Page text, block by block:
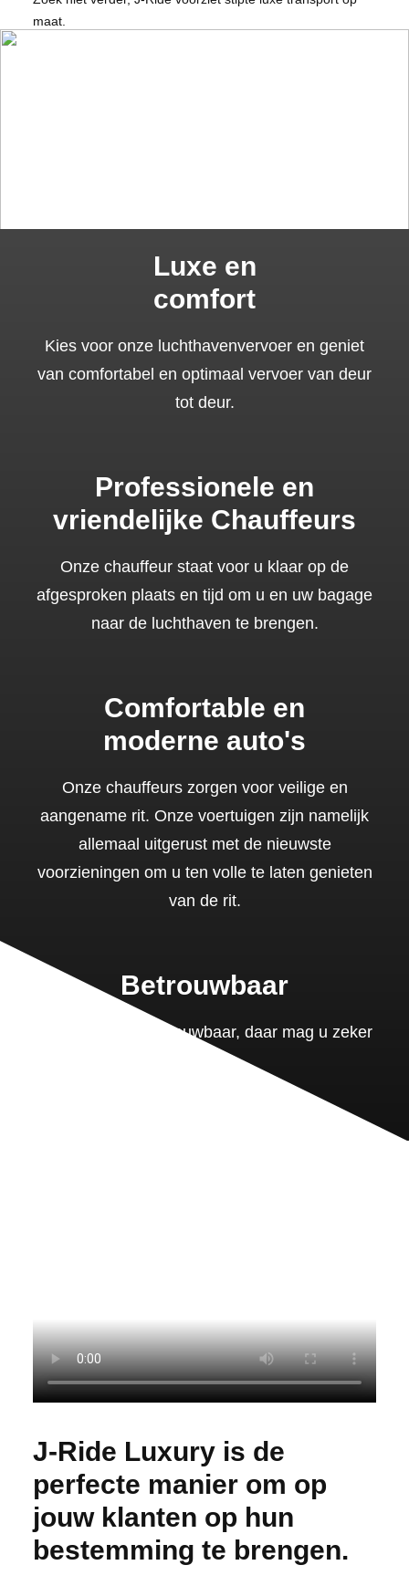
maat.
Luxe en
comfort
Kies voor onze luchthavenvervoer en geniet
van comfortabel en optimaal vervoer van deur
tot deur.
Professionele en
vriendelijke Chauffeurs
Onze chauffeur staat voor u klaar op de
afgesproken plaats en tijd om u en uw bagage
naar de luchthaven te brengen.
Comfortable en
moderne auto's
Onze chauffeurs zorgen voor veilige en
aangename rit. Onze voertuigen zijn namelijk
allemaal uitgerust met de nieuwste
voorzieningen om u ten volle te laten genieten
van de rit.
Betrouwbaar
J-ride is 100% betrouwbaar, daar mag u zeker
van zijn.
J-Ride Luxury is de
perfecte manier om op
jouw klanten op hun
bestemming te brengen.